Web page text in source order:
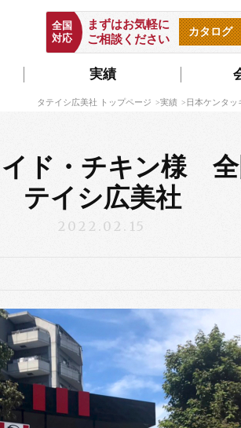
実績
カタログ
まずはお気軽に
ご相談ください
全国
対応
タテイシ広美社 トップページ 実績 日本ケンタ
ド・チキン様 全
テイシ広美社
2022.02.15